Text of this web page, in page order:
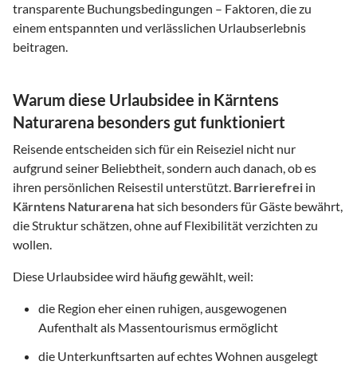
transparente Buchungsbedingungen – Faktoren, die zu
einem entspannten und verlässlichen Urlaubserlebnis
beitragen.
Warum diese Urlaubsidee in Kärntens
Naturarena besonders gut funktioniert
Reisende entscheiden sich für ein Reiseziel nicht nur
aufgrund seiner Beliebtheit, sondern auch danach, ob es
ihren persönlichen Reisestil unterstützt. Barrierefrei in
Kärntens Naturarena hat sich besonders für Gäste bewährt,
die Struktur schätzen, ohne auf Flexibilität verzichten zu
wollen.
Diese Urlaubsidee wird häufig gewählt, weil:
die Region eher einen ruhigen, ausgewogenen
Aufenthalt als Massentourismus ermöglicht
die Unterkunftsarten auf echtes Wohnen ausgelegt